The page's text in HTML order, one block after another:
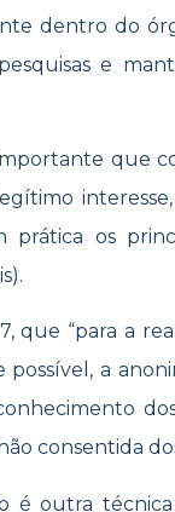
dentro do
e
que
os
que “para a
a
consentida
é outra